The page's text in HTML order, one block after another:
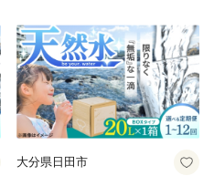
大分県日田市